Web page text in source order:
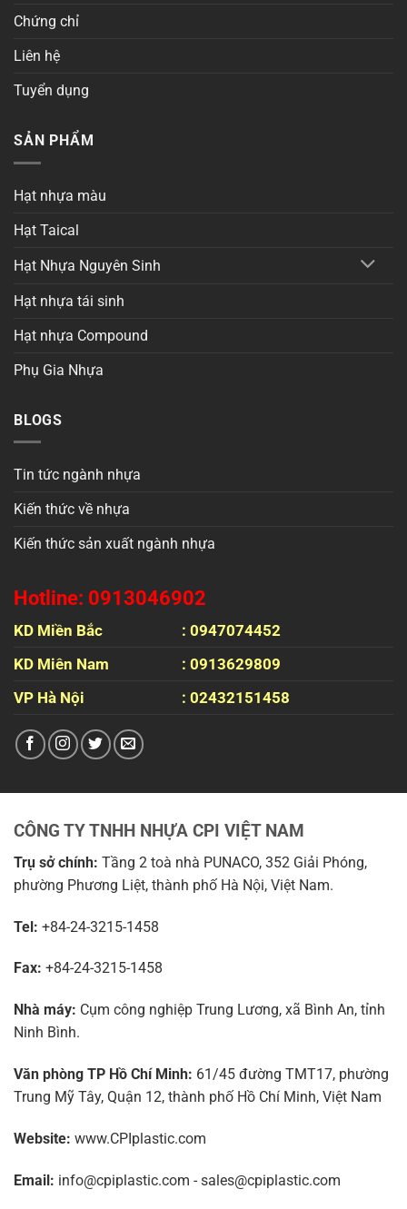
Chứng chỉ
Liên hệ
Tuyển dụng
SẢN PHẨM
Hạt nhựa màu
Hạt Taical
Hạt Nhựa Nguyên Sinh
Hạt nhựa tái sinh
Hạt nhựa Compound
Phụ Gia Nhựa
BLOGS
Tin tức ngành nhựa
Kiến thức về nhựa
Kiến thức sản xuất ngành nhựa
Hotline: 0913046902
KD Miền Bắc
: 0947074452
KD Miên Nam
: 0913629809
VP Hà Nội
: 02432151458
CÔNG TY TNHH NHỰA CPI VIỆT NAM
Trụ sở chính: Tầng 2 toà nhà PUNACO, 352 Giải Phóng,
phường Phương Liệt, thành phố Hà Nội, Việt Nam.
Tel: +84-24-3215-1458
Fax: +84-24-3215-1458
Nhà máy: Cụm công nghiệp Trung Lương, xã Bình An, tỉnh
Ninh Bình.
Văn phòng TP Hồ Chí Minh: 61/45 đường TMT17, phường
Trung Mỹ Tây, Quận 12, thành phố Hồ Chí Minh, Việt Nam
Website: www.CPIplastic.com
Email: info@cpiplastic.com - sales@cpiplastic.com